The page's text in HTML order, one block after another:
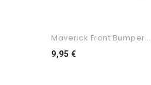
Maverick Front Bumper...
9,95 €Preço